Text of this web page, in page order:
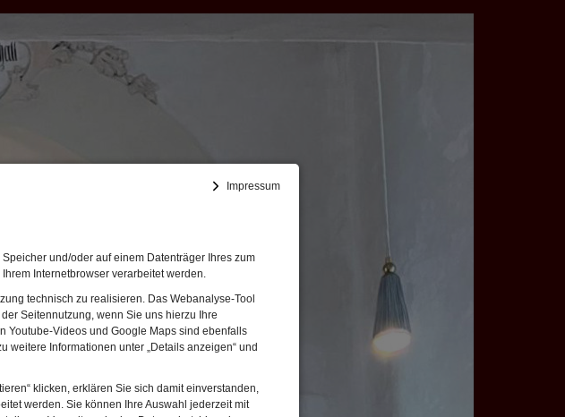
Impressum
und/oder auf einem Datenträger Ihres zum
Internetbrowser verarbeitet werden.
technisch zu realisieren. Das Webanalyse-Tool
Seitennutzung, wenn Sie uns hierzu Ihre
Youtube-Videos und Google Maps sind ebenfalls
Informationen unter „Details anzeigen“ und
klicken, erklären Sie sich damit einverstanden,
werden. Sie können Ihre Auswahl jederzeit mit